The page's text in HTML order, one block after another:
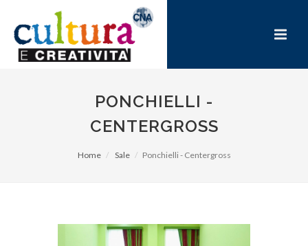
PONCHIELLI -
CENTERGROSS
Home Sale Ponchielli - Centergross